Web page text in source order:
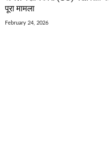
पूरा मामला
February 24, 2026